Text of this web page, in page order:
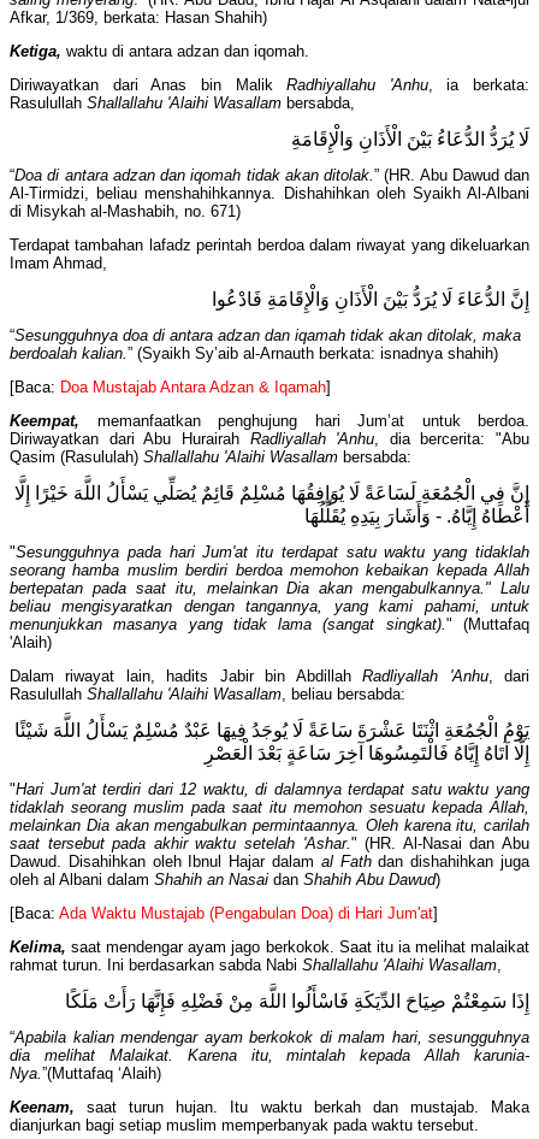
Afkar, 1/369, berkata: Hasan Shahih)
Ketiga, waktu di antara adzan dan iqomah.
Diriwayatkan dari Anas bin MalikRadhiyallahu 'Anhu, ia berkata:
Rasulullah Shallallahu 'Alaihi Wasallam bersabda,
لَا يُرَدُّ الدُّعَاءُ بَيْنَ الْأَذَانِ وَالْإِقَامَةِ
“Doa di antara adzan dan iqomah tidak akan ditolak.” (HR. Abu Dawud dan
Al-Tirmidzi, beliau menshahihkannya. Dishahihkan oleh Syaikh Al-Albani
di Misykah al-Mashabih, no. 671)
Terdapat tambahan lafadz perintah berdoa dalam riwayat yang dikeluarkan
Imam Ahmad,
إِنَّ الدُّعَاءَ لَا يُرَدُّ بَيْنَ الْأَذَانِ وَالْإِقَامَةِ فَادْعُوا
“Sesungguhnya doa di antara adzan dan iqamah tidak akan ditolak, maka
berdoalah kalian.” (Syaikh Sy’aib al-Arnauth berkata: isnadnya shahih)
[Baca: Doa Mustajab Antara Adzan & Iqamah]
Keempat, memanfaatkan penghujung hari Jum’at untuk berdoa.
Diriwayatkan dari Abu Hurairah Radliyallah 'Anhu, dia bercerita: "Abu
Qasim (Rasululah) Shallallahu 'Alaihi Wasallam bersabda:
إِنَّ فِي الْجُمُعَةِ لَسَاعَةً لَا يُوَافِقُهَا مُسْلِمٌ قَائِمٌ يُصَلِّي يَسْأَلُ اللَّهَ خَيْرًا إِلَّا
أَعْطَاهُ إِيَّاهُ. - وَأَشَارَ بِيَدِهِ يُقَلِّلُهَا
"Sesungguhnya pada hari Jum'at itu terdapat satu waktu yang tidaklah
seorang hamba muslim berdiri berdoa memohon kebaikan kepada Allah
bertepatan pada saat itu, melainkan Dia akan mengabulkannya." Lalu
beliau mengisyaratkan dengan tangannya, yang kami pahami, untuk
menunjukkan masanya yang tidak lama (sangat singkat)." (Muttafaq
'Alaih)
Dalam riwayat lain, hadits Jabir bin AbdillahRadliyallah 'Anhu, dari
Rasulullah Shallallahu 'Alaihi Wasallam, beliau bersabda:
يَوْمُ الْجُمُعَةِ اثْنَتَا عَشْرَةَ سَاعَةً لَا يُوجَدُ فِيهَا عَبْدٌ مُسْلِمٌ يَسْأَلُ اللَّهَ شَيْئًا
إِلَّا آتَاهُ إِيَّاهُ فَالْتَمِسُوهَا آخِرَ سَاعَةٍ بَعْدَ الْعَصْرِ
"Hari Jum'at terdiri dari 12 waktu, di dalamnya terdapat satu waktu yang
tidaklah seorang muslim pada saat itu memohon sesuatu kepada Allah,
melainkan Dia akan mengabulkan permintaannya. Oleh karena itu, carilah
saat tersebut pada akhir waktu setelah 'Ashar." (HR. Al-Nasai dan Abu
Dawud. Disahihkan oleh Ibnul Hajar dalam al Fathdan dishahihkan juga
oleh al Albani dalam Shahih an Nasai dan Shahih Abu Dawud)
[Baca: Ada Waktu Mustajab (Pengabulan Doa) di Hari Jum'at]
Kelima, saat mendengar ayam jago berkokok. Saat itu ia melihat malaikat
rahmat turun. Ini berdasarkan sabda Nabi Shallallahu 'Alaihi Wasallam,
إِذَا سَمِعْتُمْ صِيَاحَ الدِّيَكَةِ فَاسْأَلُوا اللَّهَ مِنْ فَضْلِهِ فَإِنَّهَا رَأَتْ مَلَكًا
“Apabila kalian mendengar ayam berkokok di malam hari, sesungguhnya
dia melihat Malaikat. Karena itu, mintalah kepada Allah karunia-
Nya.”(Muttafaq ‘Alaih)
Keenam, saat turun hujan. Itu waktu berkah dan mustajab. Maka
dianjurkan bagi setiap muslim memperbanyak pada waktu tersebut.